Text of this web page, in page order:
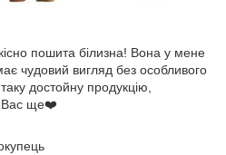
пошита білизна! Вона у мене
чудовий вигляд без особливого
достойну продукцію,
Вас ще❤️